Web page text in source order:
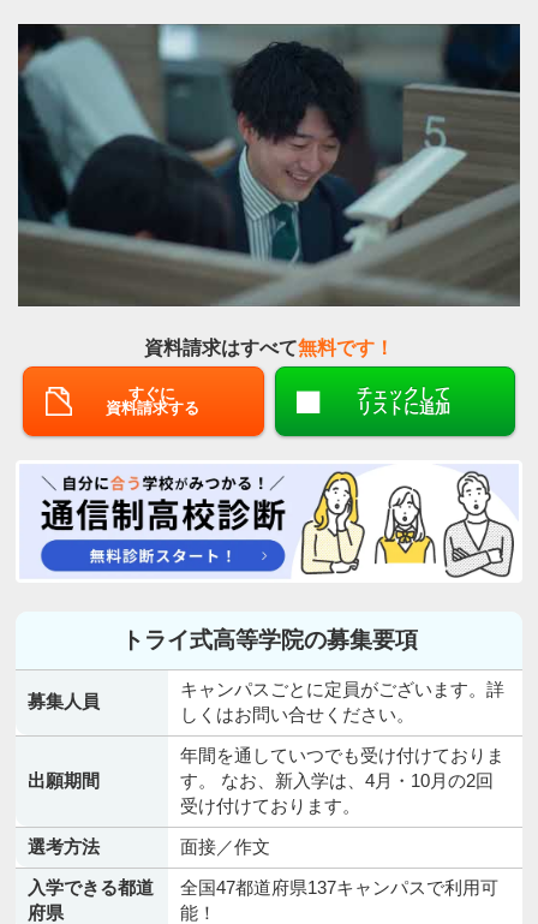
資料請求はすべて無料です！
すぐに
資料請求する
チェックして
リストに追加
トライ式高等学院の募集要項
募集人員
キャンパスごとに定員がございます。詳
しくはお問い合せください。
出願期間
年間を通していつでも受け付けておりま
す。 なお、新入学は、4月・10月の2回
受け付けております。
選考方法
面接／作文
入学できる都道
府県
全国47都道府県137キャンパスで利用可
能！